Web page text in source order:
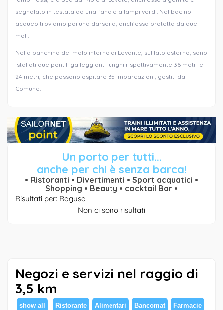
segnalato in testata da una fanale a lampi verdi. Nel bacino
acqueo troviamo poi una darsena, anch’essa protetta da due
moli.
Nella banchina del molo interno di Levante, sul lato esterno, sono
istallati due pontili galleggianti lunghi rispettivamente 36 metri e
24 metri, che possono ospitare 35 imbarcazioni, gestiti dal
Comune.
Un porto per tutti...
anche per chi è senza barca!
• Ristoranti • Divertimenti • Sport acquatici •
Shopping • Beauty • cocktail Bar •
Risultati per: Ragusa
Non ci sono risultati
Negozi e servizi nel raggio di
3,5 km
show all Ristorante Alimentari Bancomat Farmacie